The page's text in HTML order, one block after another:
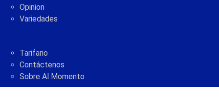
Opinion
Variedades
Tarifario
Contáctenos
Sobre Al Momento